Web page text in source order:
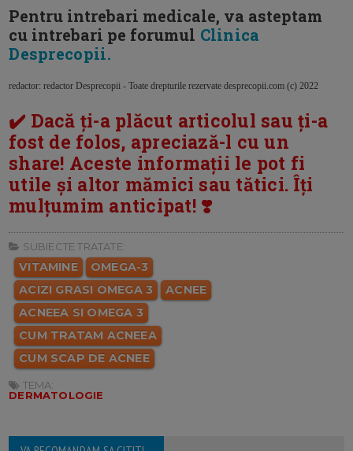
Pentru intrebari medicale, va asteptam
cu intrebari pe forumul Clinica
Desprecopii.
redactor: redactor Desprecopii - Toate drepturile rezervate desprecopii.com (c) 2022
✔️ Dacă ți-a plăcut articolul sau ți-a
fost de folos, apreciază-l cu un
share! Aceste informații le pot fi
utile și altor mămici sau tătici. Îți
mulțumim anticipat! ❣️
SUBIECTE TRATATE:
VITAMINE
OMEGA-3
ACIZI GRASI OMEGA 3
ACNEE
ACNEEA SI OMEGA 3
CUM TRATAM ACNEEA
CUM SCAP DE ACNEE
TEMA:
DERMATOLOGIE